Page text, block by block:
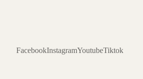
FacebookInstagramYoutubeTiktok